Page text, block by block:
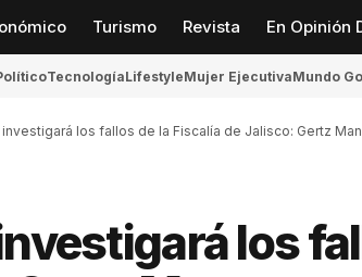
Turismo Revista En Opinión
TecnologíaLifestyleMujer EjecutivaMundo
investigará los fallos de la Fiscalía de Jalisco: Gertz
los